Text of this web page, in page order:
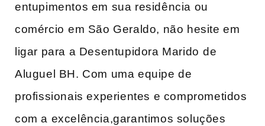
entupimentos em sua​ residência ou
comércio⁣ em São Geraldo, não ‌hesite em
‌ligar para a Desentupidora Marido ⁣de
Aluguel BH. Com uma equipe de
profissionais experientes e ​comprometidos
com a excelência,garantimos soluções